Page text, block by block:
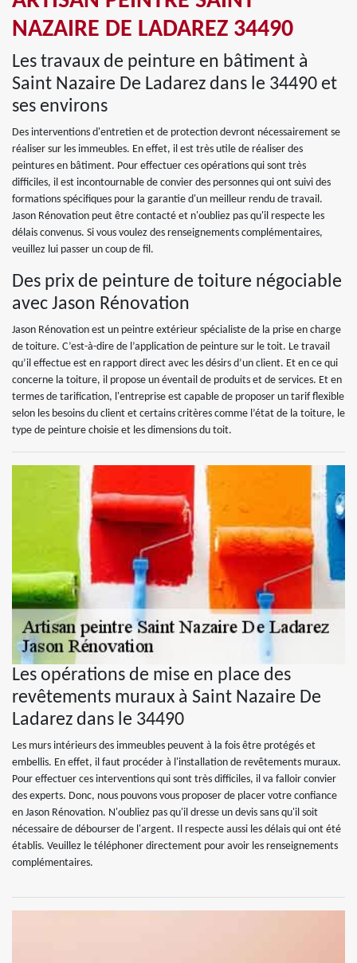
NAZAIRE DE LADAREZ 34490
Les travaux de peinture en bâtiment à
Saint Nazaire De Ladarez dans le 34490 et
ses environs
Des interventions d'entretien et de protection devront nécessairement se
réaliser sur les immeubles. En effet, il est très utile de réaliser des
peintures en bâtiment. Pour effectuer ces opérations qui sont très
difficiles, il est incontournable de convier des personnes qui ont suivi des
formations spécifiques pour la garantie d'un meilleur rendu de travail.
Jason Rénovation peut être contacté et n'oubliez pas qu'il respecte les
délais convenus. Si vous voulez des renseignements complémentaires,
veuillez lui passer un coup de fil.
Des prix de peinture de toiture négociable
avec Jason Rénovation
Jason Rénovation est un peintre extérieur spécialiste de la prise en charge
de toiture. C’est-à-dire de l’application de peinture sur le toit. Le travail
qu’il effectue est en rapport direct avec les désirs d’un client. Et en ce qui
concerne la toiture, il propose un éventail de produits et de services. Et en
termes de tarification, l'entreprise est capable de proposer un tarif flexible
selon les besoins du client et certains critères comme l’état de la toiture, le
type de peinture choisie et les dimensions du toit.
Les opérations de mise en place des
revêtements muraux à Saint Nazaire De
Ladarez dans le 34490
Les murs intérieurs des immeubles peuvent à la fois être protégés et
embellis. En effet, il faut procéder à l'installation de revêtements muraux.
Pour effectuer ces interventions qui sont très difficiles, il va falloir convier
des experts. Donc, nous pouvons vous proposer de placer votre confiance
en Jason Rénovation. N'oubliez pas qu'il dresse un devis sans qu'il soit
nécessaire de débourser de l'argent. Il respecte aussi les délais qui ont été
établis. Veuillez le téléphoner directement pour avoir les renseignements
complémentaires.